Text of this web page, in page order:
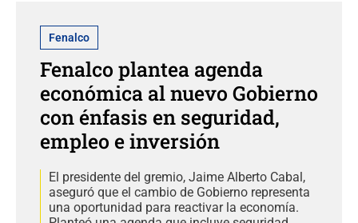
Fenalco
Fenalco plantea agenda
económica al nuevo Gobierno
con énfasis en seguridad,
empleo e inversión
El presidente del gremio, Jaime Alberto Cabal,
aseguró que el cambio de Gobierno representa
una oportunidad para reactivar la economía.